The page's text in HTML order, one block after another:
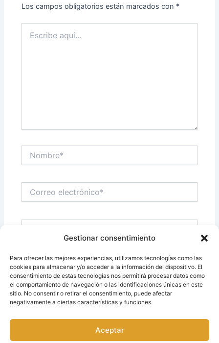
Gestionar consentimiento
Para ofrecer las mejores experiencias, utilizamos tecnologías como las
cookies para almacenar y/o acceder a la información del dispositivo. El
consentimiento de estas tecnologías nos permitirá procesar datos como
el comportamiento de navegación o las identificaciones únicas en este
sitio. No consentir o retirar el consentimiento, puede afectar
negativamente a ciertas características y funciones.
Aceptar
Los campos obligatorios están marcados con *
aquí...
electrónico*
Web
Guarda mi nombre, correo electrónico y web en
este navegador para la próxima vez que comente.